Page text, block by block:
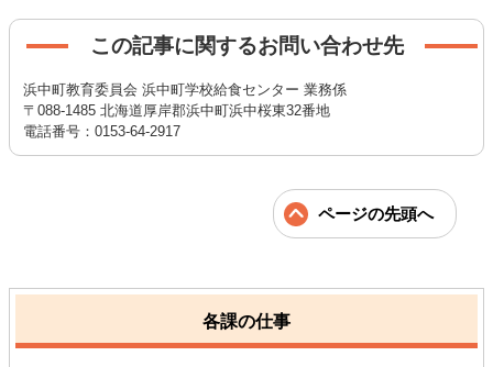
この記事に関するお問い合わせ先
浜中町教育委員会 浜中町学校給食センター 業務係
〒088-1485 北海道厚岸郡浜中町浜中桜東32番地
電話番号：0153-64-2917
ページの先頭へ
各課の仕事